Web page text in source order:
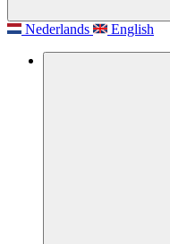
Nederlands English